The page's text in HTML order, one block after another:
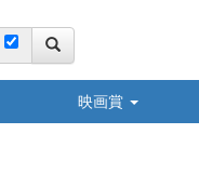
映画賞